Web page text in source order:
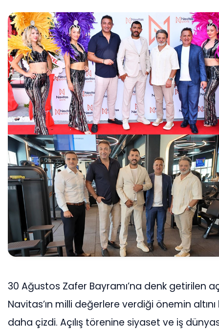
30 Ağustos Zafer Bayramı’na denk getirilen
Navitas’ın milli değerlere verdiği önemin altını
daha çizdi. Açılış törenine siyaset ve iş